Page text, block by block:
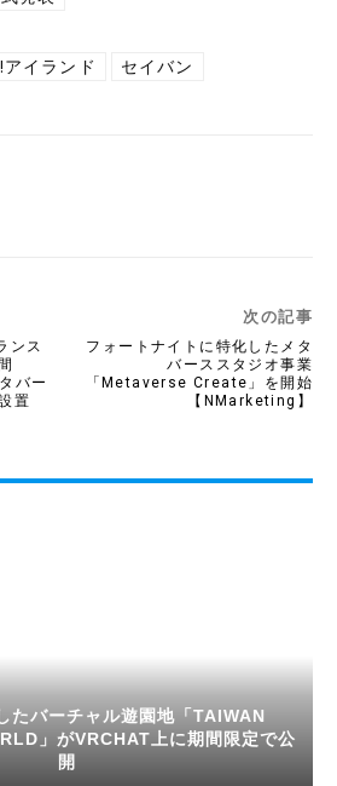
イランド セイバン
ンス
バー
置
次の記事
フォートナイトに特化したメタ
バーススタジオ事業
「Metaverse Create」を開始
【NMarketing】
たバーチャル遊園地「TAIWAN
」がVRCHAT上に期間限定で公
開